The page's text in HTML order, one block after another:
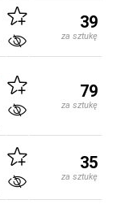
39
za sztukę
79
za sztukę
35
za sztukę